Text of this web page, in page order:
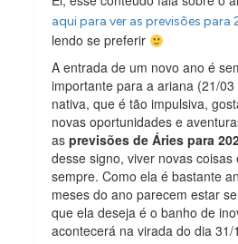
aqui para ver as previsões para
lendo se preferir
A entrada de um novo ano é
importante para a ariana (21/
nativa, que é tão impulsiva,
novas oportunidades e
asprevisões de Áries para
desse signo, viver novas coisas
sempre. Como ela é bastante
meses do ano parecem estar
que ela deseja é o banho de
acontecerá na virada do dia